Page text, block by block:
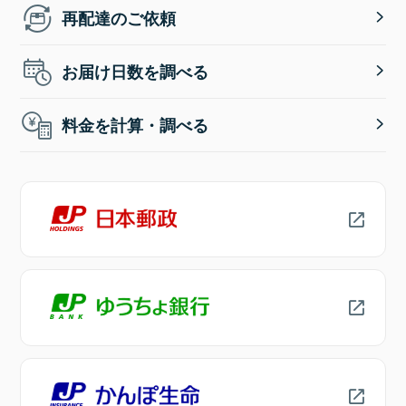
再配達のご依頼
お届け日数を調べる
料金を計算・調べる